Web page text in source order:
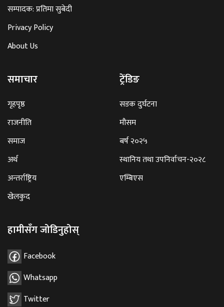
सम्पादक: प्रतिमा सुबेदी
Privacy Policy
About Us
समाचार
गृहपृष्ठ
राजनीति
समाज
अर्थ
अन्तर्राष्ट्रिय
खेलकुद
ट्रेंडिङ
सडक दुर्घटना
मौसम
बर्ष २०२५
स्थानिय तथा उपनिर्वाचन-२०२८
एम्बिएस
हामीसँग जोडिनुहोस्
Facebook
Whatsapp
Twitter